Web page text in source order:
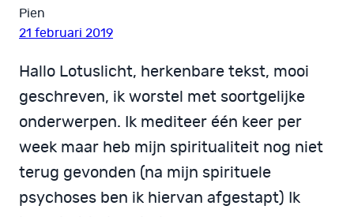
Pien
21 februari 2019
Hallo Lotuslicht, herkenbare tekst, mooi
geschreven, ik worstel met soortgelijke
onderwerpen. Ik mediteer één keer per
week maar heb mijn spiritualiteit nog niet
terug gevonden (na mijn spirituele
psychoses ben ik hiervan afgestapt) Ik